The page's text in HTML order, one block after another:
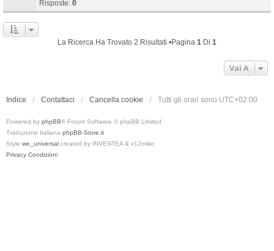
Risposte: 0
La Ricerca Ha Trovato 2 Risultati •Pagina 1 Di 1
Vai A
Indice Contattaci Cancella cookie Tutti gli orari sono UTC+02:00
Powered by phpBB® Forum Software © phpBB Limited
Traduzione Italiana phpBB-Store.it
Style we_universal created by INVENTEA & v12mike
Privacy Condizioni